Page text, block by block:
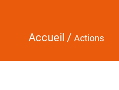
Accueil / Actions